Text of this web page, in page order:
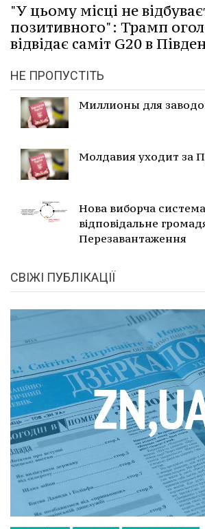
"У цьому місці не
позитивного": Трамп
відвідає саміт G20 в
НЕ ПРОПУСТІТЬ
Миллионы для
Молдавия уходит за
Нова виборча
відповідальне
Перезавантаження
СВІЖІ ПУБЛІКАЦІЇ